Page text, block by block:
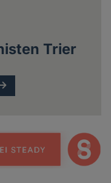
Trier